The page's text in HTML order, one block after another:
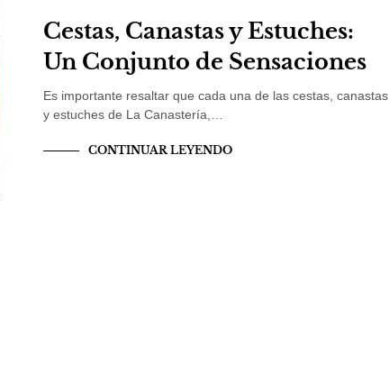
Cestas, Canastas y Estuches:
Un Conjunto de Sensaciones
Es importante resaltar que cada una de las cestas, canastas
y estuches de La Canastería,…
CONTINUAR LEYENDO